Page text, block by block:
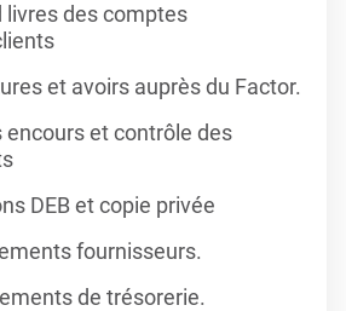
livres des comptes
et avoirs auprès du Factor.
encours et contrôle des
DEB et copie privée
fournisseurs.
de trésorerie.